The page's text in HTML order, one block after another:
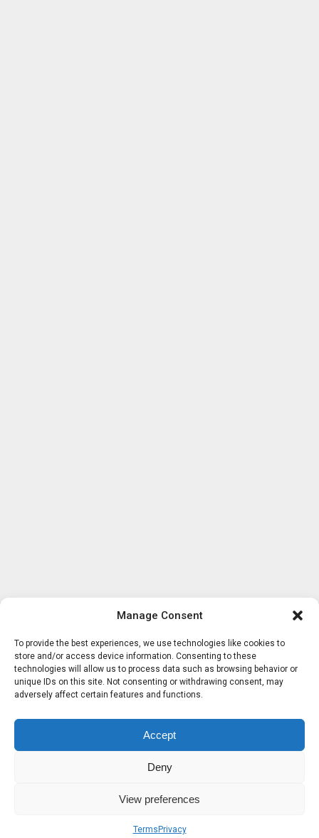
Manage Consent
To provide the best experiences, we use technologies like cookies to
store and/or access device information. Consenting to these
technologies will allow us to process data such as browsing behavior or
unique IDs on this site. Not consenting or withdrawing consent, may
adversely affect certain features and functions.
Accept
Deny
View preferences
Terms Privacy
Sobre nosotros Términos